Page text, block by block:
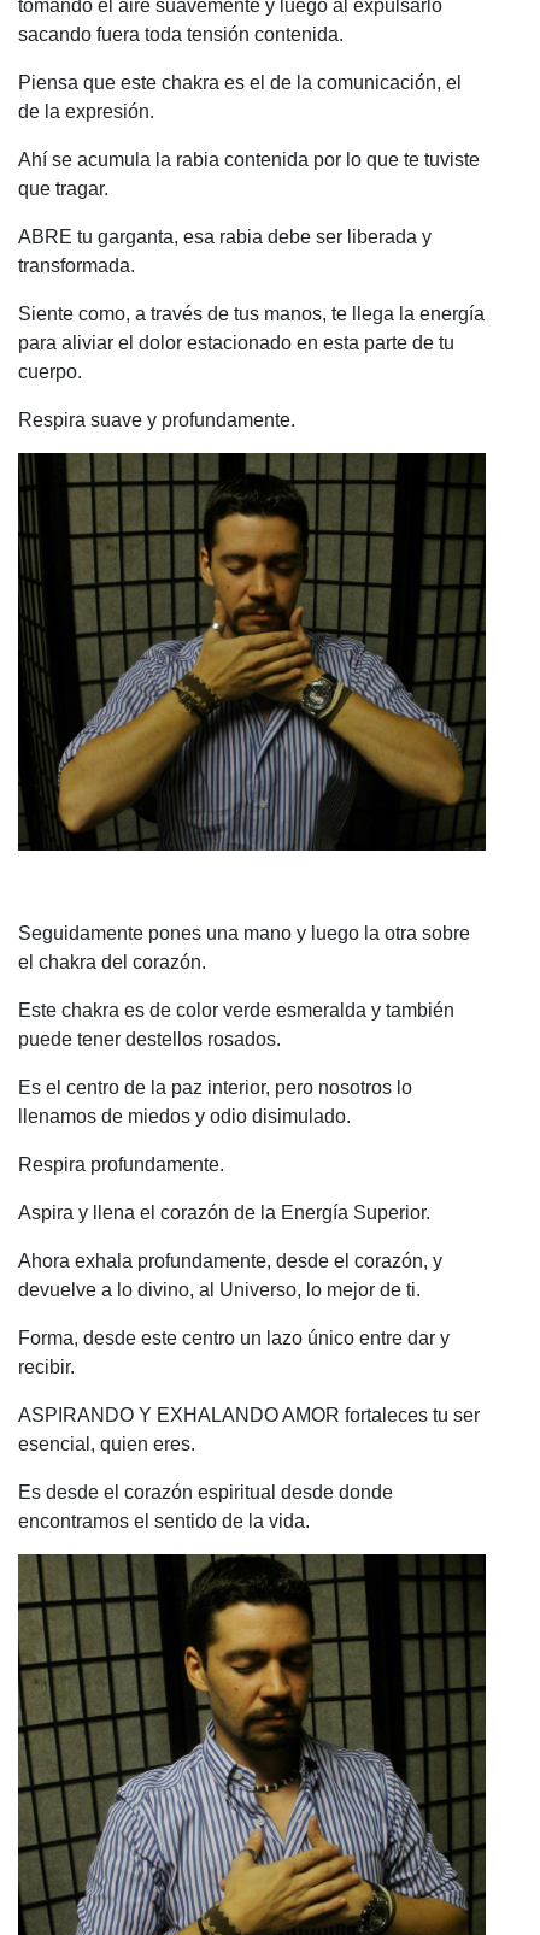
tomando el aire suavemente y luego al expulsarlo
sacando fuera toda tensión contenida.
Piensa que este chakra es el de la comunicación, el
de la expresión.
Ahí se acumula la rabia contenida por lo que te tuviste
que tragar.
ABRE tu garganta, esa rabia debe ser liberada y
transformada.
Siente como, a través de tus manos, te llega la energía
para aliviar el dolor estacionado en esta parte de tu
cuerpo.
Respira suave y profundamente.
Seguidamente pones una mano y luego la otra sobre
el chakra del corazón.
Este chakra es de color verde esmeralda y también
puede tener destellos rosados.
Es el centro de la paz interior, pero nosotros lo
llenamos de miedos y odio disimulado.
Respira profundamente.
Aspira y llena el corazón de la Energía Superior.
Ahora exhala profundamente, desde el corazón, y
devuelve a lo divino, al Universo, lo mejor de ti.
Forma, desde este centro un lazo único entre dar y
recibir.
ASPIRANDO Y EXHALANDO AMOR fortaleces tu ser
esencial, quien eres.
Es desde el corazón espiritual desde donde
encontramos el sentido de la vida.